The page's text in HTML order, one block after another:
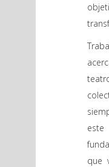
que